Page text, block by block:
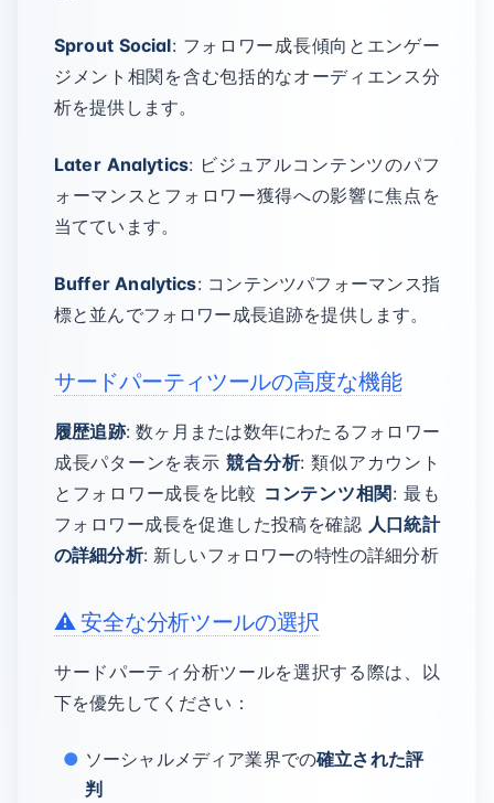
Sprout Social: フォロワー成長傾向とエンゲー
ジメント相関を含む包括的なオーディエンス分
析を提供します。
Later Analytics: ビジュアルコンテンツのパフ
ォーマンスとフォロワー獲得への影響に焦点を
当てています。
Buffer Analytics: コンテンツパフォーマンス指
標と並んでフォロワー成長追跡を提供します。
サードパーティツールの高度な機能
履歴追跡: 数ヶ月または数年にわたるフォロワー
成長パターンを表示競合分析: 類似アカウント
とフォロワー成長を比較 コンテンツ相関 : 最も
フォロワー成長を促進した投稿を確認 人口統計
の詳細分析: 新しいフォロワーの特性の詳細分析
⚠️ 安全な分析ツールの選択
サードパーティ分析ツールを選択する際は、以
下を優先してください：
ソーシャルメディア業界での確立された評
判